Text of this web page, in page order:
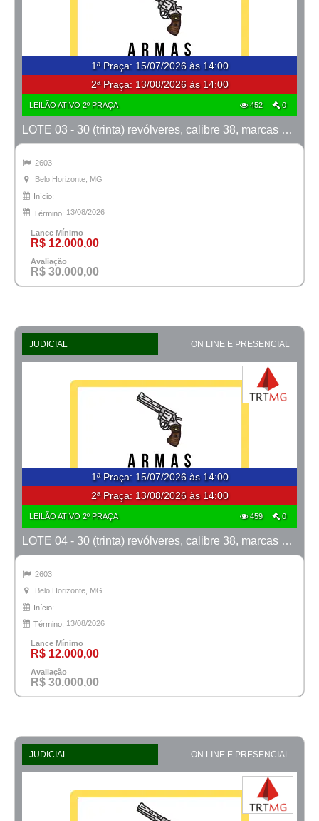
1ª Praça: 15/07/2026 às 14:00
2ª Praça: 13/08/2026 às 14:00
LEILÃO ATIVO 2º PRAÇA 452 0
LOTE 03 - 30 (trinta) revólveres, calibre 38, marcas Taurus e Rossi
2603
Belo Horizonte, MG
Início:
Término: 13/08/2026
Lance Mínimo
R$ 12.000,00
Avaliação
R$ 30.000,00
JUDICIAL ON LINE E PRESENCIAL
1ª Praça: 15/07/2026 às 14:00
2ª Praça: 13/08/2026 às 14:00
LEILÃO ATIVO 2º PRAÇA 459 0
LOTE 04 - 30 (trinta) revólveres, calibre 38, marcas Taurus e Rossi
2603
Belo Horizonte, MG
Início:
Término: 13/08/2026
Lance Mínimo
R$ 12.000,00
Avaliação
R$ 30.000,00
JUDICIAL ON LINE E PRESENCIAL